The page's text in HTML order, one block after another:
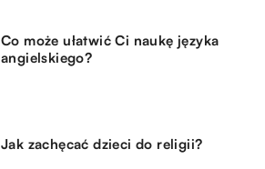
Co może ułatwić Ci naukę języka
angielskiego?
Jak zachęcać dzieci do religii?